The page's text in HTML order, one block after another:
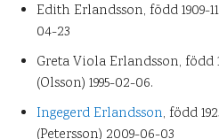
Edith Erlandsson, född 1909-
04-23
Greta Viola Erlandsson, född
(Olsson) 1995-02-06.
Ingegerd Erlandsson, född